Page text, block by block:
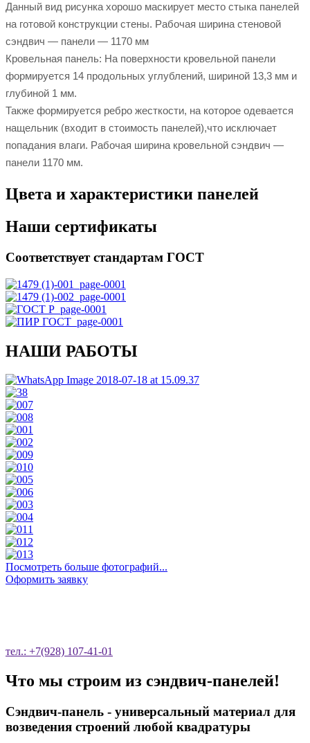
Данный вид рисунка хорошо маскирует место стыка панелей
на готовой конструкции стены. Рабочая ширина стеновой
сэндвич — панели — 1170 мм
Кровельная панель: На поверхности кровельной панели
формируется 14 продольных углублений, шириной 13,3 мм и
глубиной 1 мм.
Также формируется ребро жесткости, на которое одевается
нащельник (входит в стоимость панелей),что исключает
попадания влаги. Рабочая ширина кровельной сэндвич —
панели 1170 мм.
Цвета и характеристики панелей
Наши сертификаты
Соответствует стандартам ГОСТ
НАШИ РАБОТЫ
Посмотреть больше фотографий...
Оформить заявку
тел.: +7(928) 107-41-01
Что мы строим из сэндвич-панелей!
Сэндвич-панель - универсальный материал для
возведения строений любой квадратуры